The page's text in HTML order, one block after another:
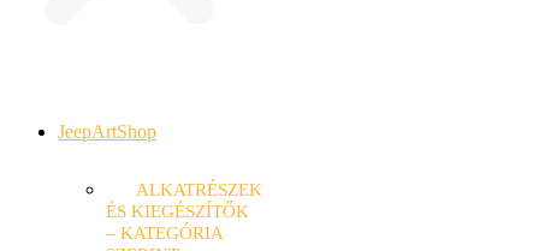
JeepArtShop
ALKATRÉSZEK
ÉS KIEGÉSZÍTŐK
– KATEGÓRIA